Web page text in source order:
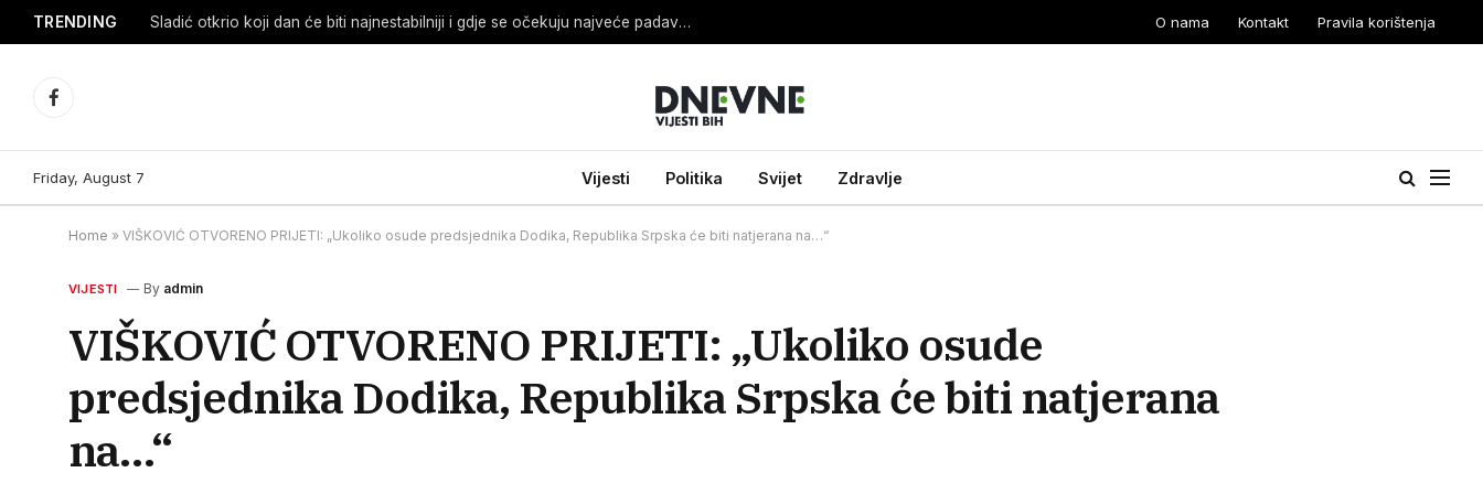
TRENDING Sladić otkrio koji dan će biti najnestabilniji i gdje se očekuju najveće padavine O nama Kontakt Pravila korištenja
Facebook
Friday, August 7 Vijesti Politika Svijet Zdravlje
Home » VIŠKOVIĆ OTVORENO PRIJETI: „Ukoliko osude predsjednika Dodika, Republika Srpska će biti natjerana na…“
VIJESTI By admin
VIŠKOVIĆ OTVORENO PRIJETI: „Ukoliko osude
predsjednika Dodika, Republika Srpska će biti natjerana
na…“